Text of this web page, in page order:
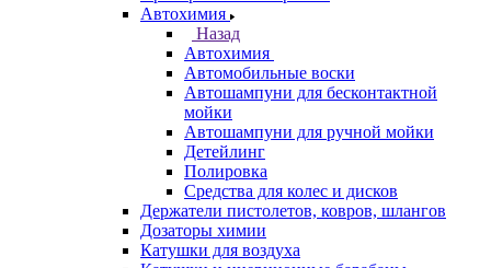
Автохимия
Назад
Автохимия
Автомобильные воски
Автошампуни для бесконтактной
мойки
Автошампуни для ручной мойки
Детейлинг
Полировка
Средства для колес и дисков
Держатели пистолетов, ковров, шлангов
Дозаторы химии
Катушки для воздуха